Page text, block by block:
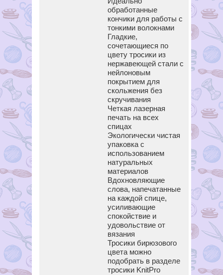
обработанные
кончики для работы с
тонкими волокнами
Гладкие,
сочетающиеся по
цвету тросики из
нержавеющей стали с
нейлоновым
покрытием для
скольжения без
скручивания
Четкая лазерная
печать на всех
спицах
Экологически чистая
упаковка с
использованием
натуральных
материалов
Вдохновляющие
слова, напечатанные
на каждой спице,
усиливающие
спокойствие и
удовольствие от
вязания
Тросики бирюзового
цвета можно
подобрать в разделе
тросики KnitPro